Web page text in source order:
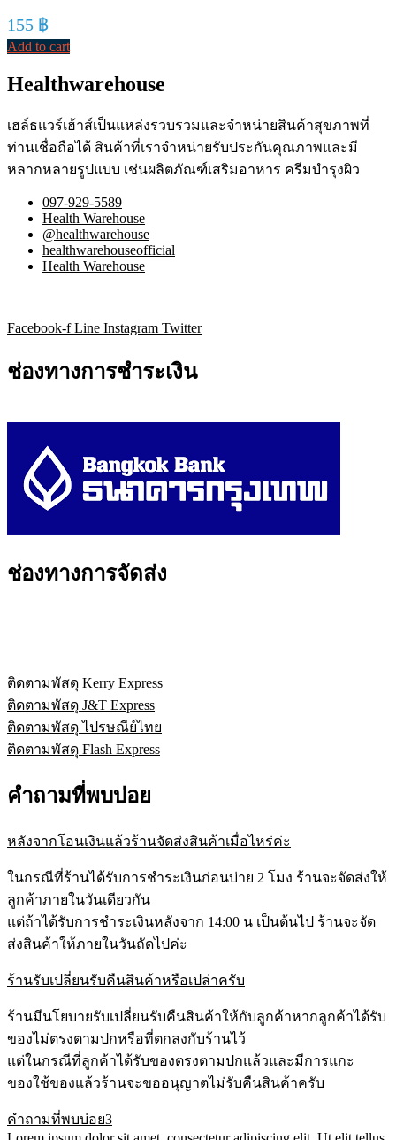
155 ฿
Add to cart
Healthwarehouse
เฮล์ธแวร์เฮ้าส์เป็นแหล่งรวบรวมและจำหน่ายสินค้าสุขภาพที่
ท่านเชื่อถือได้ สินค้าที่เราจำหน่ายรับประกันคุณภาพและมี
หลากหลายรูปแบบ เช่นผลิตภัณฑ์เสริมอาหาร ครีมบำรุงผิว
097-929-5589
Health Warehouse
@healthwarehouse
healthwarehouseofficial
Health Warehouse
Facebook-f Line Instagram Twitter
ช่องทางการชำระเงิน
ช่องทางการจัดส่ง
ติดตามพัสดุ Kerry Express
ติดตามพัสดุ J&T Express
ติดตามพัสดุ ไปรษณีย์ไทย
ติดตามพัสดุ Flash Express
คำถามที่พบบ่อย
หลังจากโอนเงินแล้วร้านจัดส่งสินค้าเมื่อไหร่ค่ะ
ในกรณีที่ร้านได้รับการชำระเงินก่อนบ่าย 2 โมง ร้านจะจัดส่งให้
ลูกค้าภายในวันเดียวกัน
แต่ถ้าได้รับการชำระเงินหลังจาก 14:00 น เป็นต้นไป ร้านจะจัด
ส่งสินค้าให้ภายในวันถัดไปค่ะ
ร้านรับเปลี่ยนรับคืนสินค้าหรือเปล่าครับ
ร้านมีนโยบายรับเปลี่ยนรับคืนสินค้าให้กับลูกค้าหากลูกค้าได้รับ
ของไม่ตรงตามปกหรือที่ตกลงกับร้านไว้
แต่ในกรณีที่ลูกค้าได้รับของตรงตามปกแล้วและมีการแกะ
ของใช้ของแล้วร้านจะขออนุญาตไม่รับคืนสินค้าครับ
คำถามที่พบบ่อย3